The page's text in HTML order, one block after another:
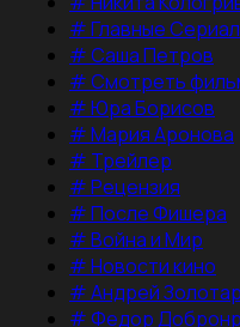
#Главные
#Саша Петров
#Смотреть
#Юра Борисов
#Мария Аронова
# Трейлер
#Рецензия
#После Фишера
#Война и Мир
#Новости кино
#Андрей
#Федор